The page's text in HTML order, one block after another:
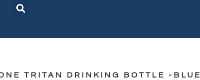
TRITAN DRINKING BOTTLE -BLUE